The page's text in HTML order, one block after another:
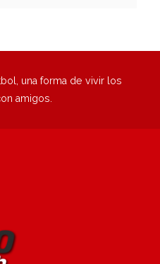
una forma de vivir los
amigos.